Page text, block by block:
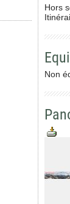
Hors
Non